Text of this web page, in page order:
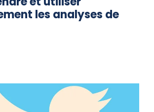
les analyses de